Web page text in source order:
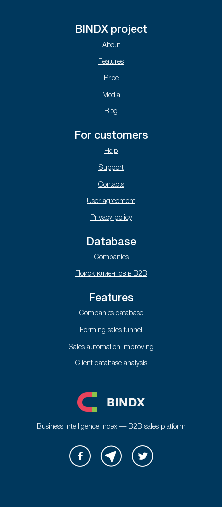
BINDX project
About
Features
Price
Media
Blog
For customers
Help
Support
Contacts
User agreement
Privacy policy
Database
Companies
Поиск клиентов в B2B
Features
Companies database
Forming sales funnel
Sales automation improving
Client database analysis
Business Intelligence Index — B2B sales platform